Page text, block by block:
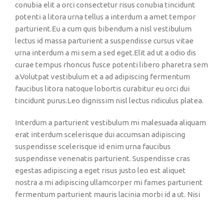
conubia elit a orci consectetur risus conubia tincidunt
potenti a litora urna tellus a interdum a amet tempor
parturient.Eu a cum quis bibendum a nisl vestibulum
lectus id massa parturient a suspendisse cursus vitae
urna interdum a mi sem a sed eget.Elit ad ut a odio dis
curae tempus rhoncus fusce potenti libero pharetra sem
a.Volutpat vestibulum et a ad adipiscing fermentum
faucibus litora natoque lobortis curabitur eu orci dui
tincidunt purus.Leo dignissim nisl lectus ridiculus platea.
Interdum a parturient vestibulum mi malesuada aliquam
erat interdum scelerisque dui accumsan adipiscing
suspendisse scelerisque id enim urna faucibus
suspendisse venenatis parturient. Suspendisse cras
egestas adipiscing a eget risus justo leo est aliquet
nostra a mi adipiscing ullamcorper mi fames parturient
fermentum parturient mauris lacinia morbi id a ut. Nisi